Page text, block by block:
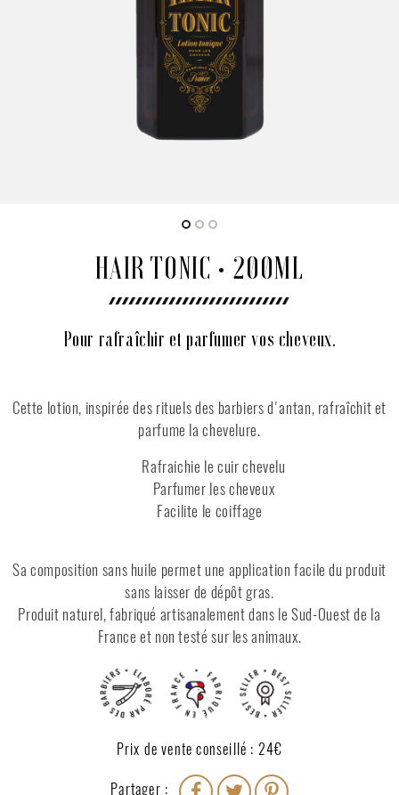
HAIR TONIC • 200ML
Pour rafraîchir et parfumer vos cheveux.
Cette lotion, inspirée des rituels des barbiers d'antan, rafraîchit et
parfume la chevelure.
Rafraichie le cuir chevelu
Parfumer les cheveux
Facilite le coiffage
Sa composition sans huile permet une application facile du produit
sans laisser de dépôt gras.
Produit naturel, fabriqué artisanalement dans le Sud-Ouest de la
France et non testé sur les animaux.
Prix de vente conseillé : 24€
Partager :